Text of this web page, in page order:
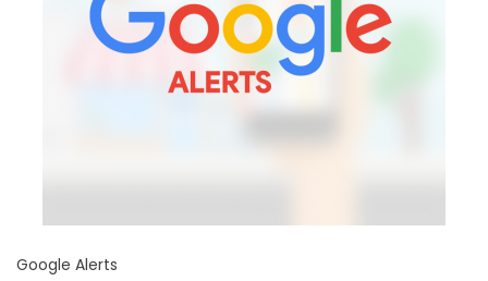
Google Alerts